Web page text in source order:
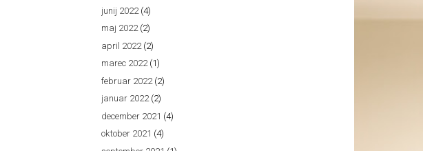
junij 2022 (4)
maj 2022(2)
april 2022 (2)
marec 2022(1)
februar 2022 (2)
januar 2022(2)
december 2021 (4)
oktober 2021 (4)